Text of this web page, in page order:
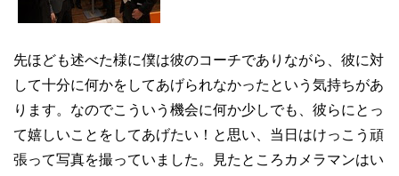
先ほども述べた様に僕は彼のコーチでありながら、彼に対
して十分に何かをしてあげられなかったという気持ちがあ
ります。なのでこういう機会に何か少しでも、彼らにとっ
て嬉しいことをしてあげたい！と思い、当日はけっこう頑
張って写真を撮っていました。見たところカメラマンはい